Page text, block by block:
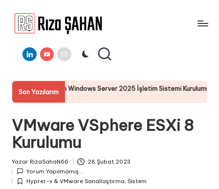
a
Ş
A
H
A
N
Bilgi
Paylaşım
LinkedinYoutube
E-
Mail
Son Yazılarım
Windows Server 2025 İşletim Sistemi Kurulumu Server
19 Temmuz
VMware VSphere ESXi 8
Kurulumu
by
Yazar RizaSahaN66
28 Şubat 2023
Yorum Yapılmamış...
Posted
Hyprer-v & VMware Sanallaştırma, Sistem